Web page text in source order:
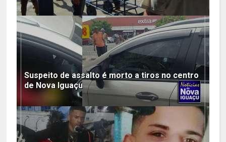
Suspeito de assalto é morto a tiros no centro
de Nova Iguaçu